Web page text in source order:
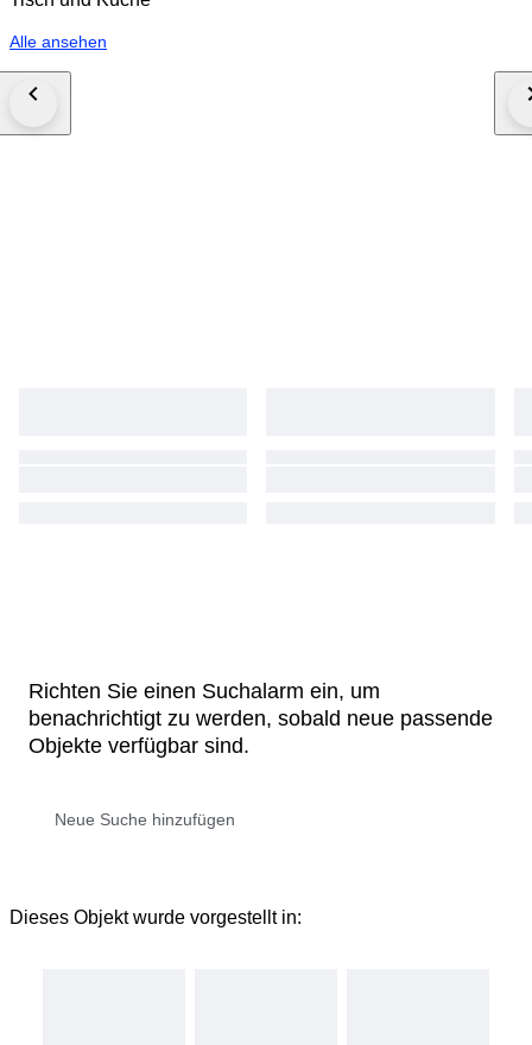
Alle ansehen
Richten Sie einen Suchalarm ein, um
benachrichtigt zu werden, sobald neue passende
Objekte verfügbar sind.
Dieses Objekt wurde vorgestellt in: